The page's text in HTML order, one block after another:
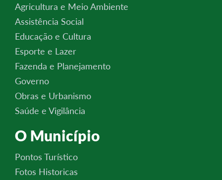
Agricultura e Meio Ambiente
Assistência Social
Educação e Cultura
Esporte e Lazer
Fazenda e Planejamento
Governo
Obras e Urbanismo
Saúde e Vigilância
O Município
Pontos Turístico
Fotos Historicas